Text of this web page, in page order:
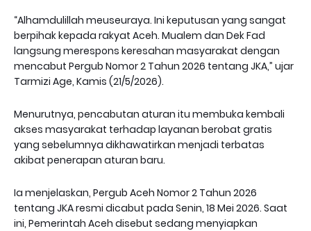
“Alhamdulillah meuseuraya. Ini keputusan yang sangat
berpihak kepada rakyat Aceh. Mualem dan Dek Fad
langsung merespons keresahan masyarakat dengan
mencabut Pergub Nomor 2 Tahun 2026 tentang JKA,” ujar
Tarmizi Age, Kamis (21/5/2026).
Menurutnya, pencabutan aturan itu membuka kembali
akses masyarakat terhadap layanan berobat gratis
yang sebelumnya dikhawatirkan menjadi terbatas
akibat penerapan aturan baru.
Ia menjelaskan, Pergub Aceh Nomor 2 Tahun 2026
tentang JKA resmi dicabut pada Senin, 18 Mei 2026. Saat
ini, Pemerintah Aceh disebut sedang menyiapkan